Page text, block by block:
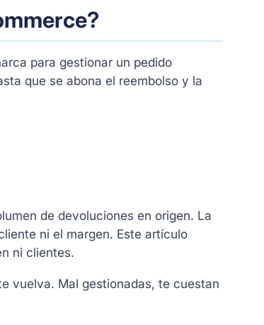
para gestionar un pedido
que se abona el reembolso y la
de devoluciones en origen. La
ni el margen. Este artículo
ni clientes.
vuelva. Mal gestionadas, te cuestan